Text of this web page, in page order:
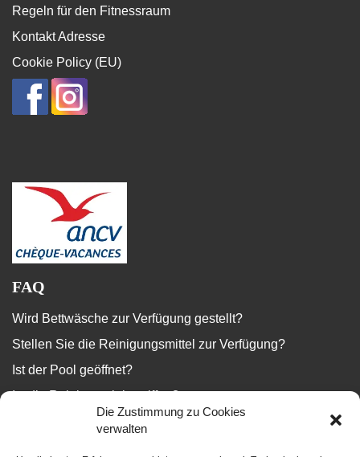
Die Zustimmung zu Cookies
verwalten
Regeln für den Fitnessraum
Kontakt Adresse
Cookie Policy (EU)
FAQ
Wird Bettwäsche zur Verfügung gestellt?
Stellen Sie die Reinigungsmittel zur Verfügung?
Ist der Pool geöffnet?
Ist die Reinigung inbegriffen?